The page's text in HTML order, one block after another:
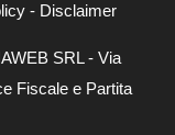
- Disclaimer
SRL - Via
Fiscale e Partita